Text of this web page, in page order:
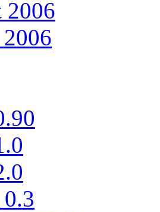
2006